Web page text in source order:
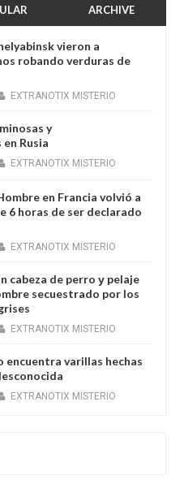
ARCHIVE
vieron a
robando verduras de
EXTRANOTIX MISTERIO
y
Rusia
EXTRANOTIX MISTERIO
en Francia volvió a
6 horas de ser declarado
EXTRANOTIX MISTERIO
cabeza de perro у pelaje
secuestrado por los
EXTRANOTIX MISTERIO
encuentra varillas hechas
EXTRANOTIX MISTERIO